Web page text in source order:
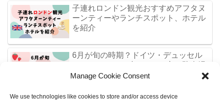
Manage Cookie Consent
We use technologies like cookies to store and/or access device
子連れロンドン観光おすすめアフタヌ
ーンティーやランチスポット、ホテル
を紹介
6月が旬の時期？ドイツ・デュッセル
は？